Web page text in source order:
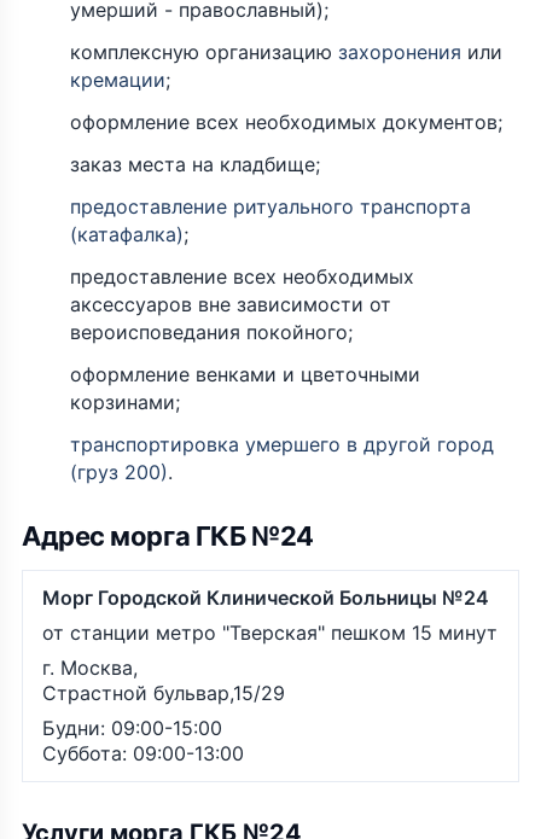
умерший - православный);
комплексную организацию захоронения или
кремации;
оформление всех необходимых документов;
заказ места на кладбище;
предоставление ритуального транспорта
(катафалка);
предоставление всех необходимых
аксессуаров вне зависимости от
вероисповедания покойного;
оформление венками и цветочными
корзинами;
транспортировка умершего в другой город
(груз 200).
Адрес морга ГКБ №24
Морг Городской Клинической Больницы №24
от станции метро "Тверская" пешком 15 минут
г. Москва,
Страстной бульвар,15/29
Будни: 09:00-15:00
Суббота: 09:00-13:00